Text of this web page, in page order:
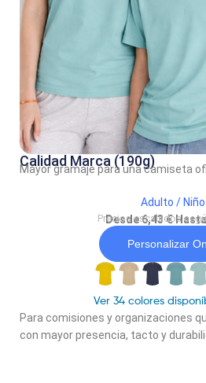
Calidad Marca (190g)
Mayor gramaje para una camiseta
Adulto /
Desde 6,43 €
Precios escalados
Personalizar
Ver 34 colores
Para comisiones y organizaciones
con mayor presencia, tacto y